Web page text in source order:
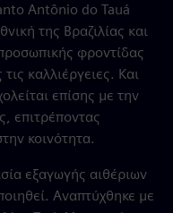
Antônio do Tauá
της Βραζιλίας και
φροντίδας
καλλιέργειες. Και
επίσης με την
επιτρέποντας
κοινότητα.
εξαγωγής αιθέριων
Αναπτύχθηκε με